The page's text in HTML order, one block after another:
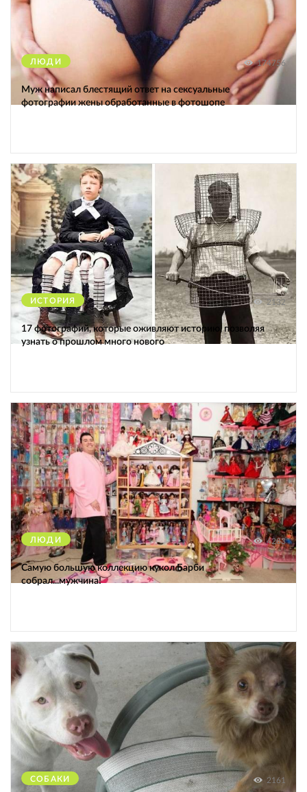
ЛЮДИ 174756
Муж написал блестящий ответ на сексуальные
фотографии жены обработанные в фотошопе
ИСТОРИЯ 2132
17 фотографий, которые оживляют историю, позволяя
узнать о прошлом много нового
ЛЮДИ 4283
Самую большую коллекцию кукол Барби
собрал...мужчина!
СОБАКИ 2161